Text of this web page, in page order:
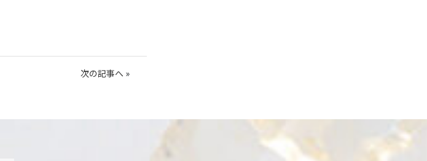
次の記事へ »